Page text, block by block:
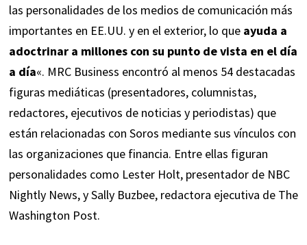
las personalidades de los medios de comunicación más
importantes en EE.UU. y en el exterior, lo que ayuda a
adoctrinar a millones con su punto de vista en el día
a día«. MRC Business encontró al menos 54 destacadas
figuras mediáticas (presentadores, columnistas,
redactores, ejecutivos de noticias y periodistas) que
están relacionadas con Soros mediante sus vínculos con
las organizaciones que financia. Entre ellas figuran
personalidades como Lester Holt, presentador de NBC
Nightly News, y Sally Buzbee, redactora ejecutiva de The
Washington Post.